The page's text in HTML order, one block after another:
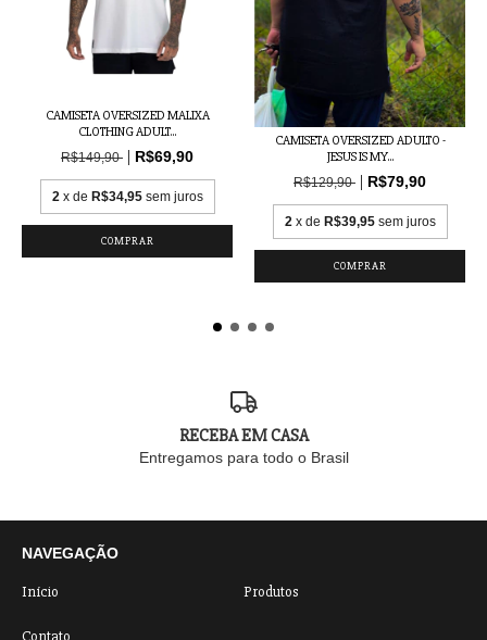
CAMISETA OVERSIZED MALIXA
CLOTHING ADULT...
R$149,90 R$69,90
2 x de R$34,95 sem juros
COMPRAR
CAMISETA OVERSIZED ADULTO -
JESUS IS MY...
R$129,90 R$79,90
2 x de R$39,95 sem juros
COMPRAR
RECEBA EM CASA
Entregamos para todo o Brasil
NAVEGAÇÃO
Início Produtos
Contato